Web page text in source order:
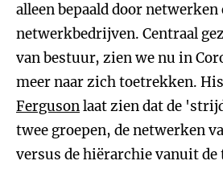
alleen bepaald door netwerken
netwerkbedrijven. Centraal
van bestuur, zien we nu in
meer naar zich toetrekken.
Fergusonlaat zien dat de
twee groepen, de netwerken
versus de hiërarchie vanuit